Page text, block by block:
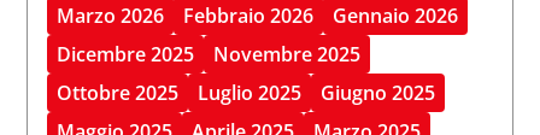
Marzo 2026 Febbraio 2026
Gennaio 2026
Dicembre 2025
Novembre 2025
Ottobre 2025
Luglio 2025
Giugno 2025